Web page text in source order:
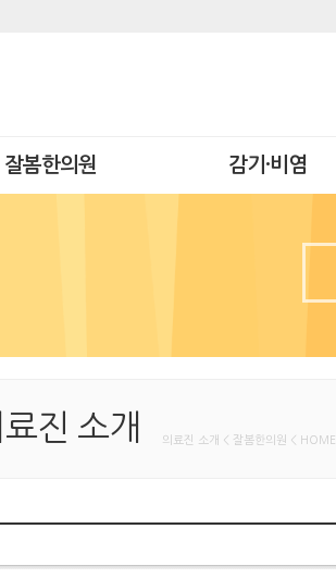
잘봄한의원 감기·비염
진 소개 의료진 소개 < 잘봄한의원 < HOME